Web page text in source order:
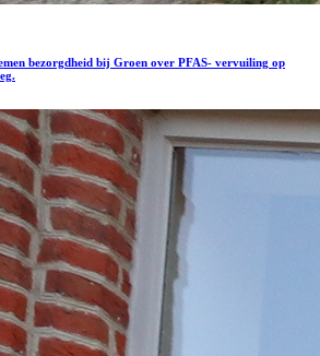
bezorgdheid bij Groen over PFAS- vervuiling op